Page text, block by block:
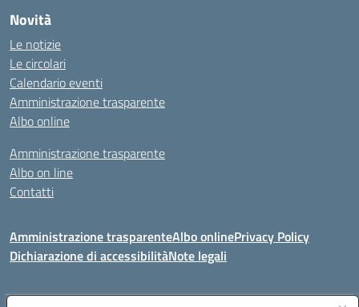
Novità
Le notizie
Le circolari
Calendario eventi
Amministrazione trasparente
Albo online
Amministrazione trasparente
Albo on line
Contatti
Amministrazione trasparenteAlbo onlinePrivacy Policy
Dichiarazione di accessibilitàNote legali